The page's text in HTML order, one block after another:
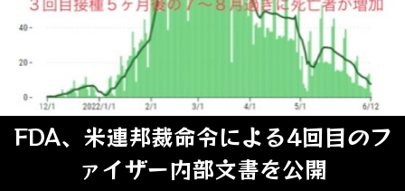
FDA、米連邦裁命令による4回目のフ
ァイザー内部文書を公開